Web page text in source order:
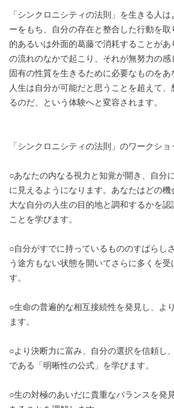
「シンクロニシティの法則」を生きる人
ーをもち、自分の存在と整合した行動を
的あるいは外面的葛藤で消耗することが
の流れのなかで起こり、それが無努力の
固有の性質を生きるために必要なものをあ
人生は自分が可能だと思うことを超えて
るのだ、という体験へと変容されます。
「シンクロニシティの法則」のワークショ
○あなたの内なる視力と知覚が開き、自分
に見えるようになります。あなたはど
大な自分の人生の目的地と調和するかを
ことを学びます。
○自分がすでに持っているもののすばらし
う途方もない状態を開いてさらに多くを
す。
○生命の普遍的な相互接続性を発見し、よ
ます。
○より決断力に富み、自分の選択を信頼し
である「明晰性の公式」を学びます。
○生の対極のあいだに貴重なバランスを発